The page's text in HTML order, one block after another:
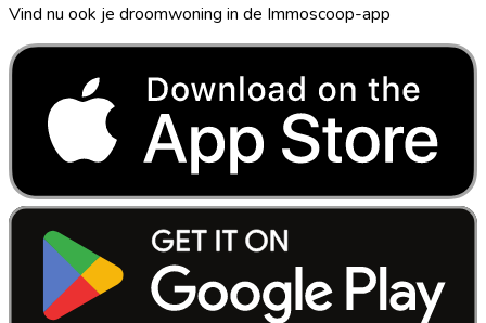
Vind nu ook je droomwoning in de Immoscoop-app